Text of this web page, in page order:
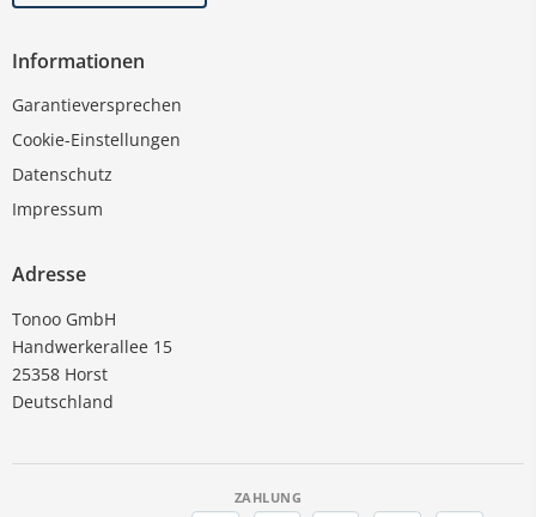
Informationen
Garantieversprechen
Cookie-Einstellungen
Datenschutz
Impressum
Adresse
Tonoo GmbH
Handwerkerallee 15
25358 Horst
Deutschland
ZAHLUNG